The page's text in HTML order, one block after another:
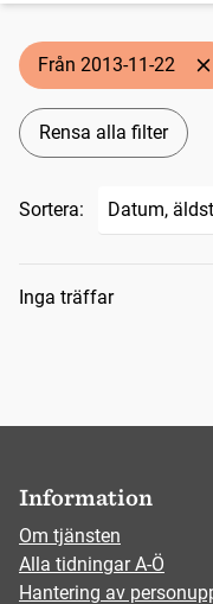
Från 2013-11-22
Rensa alla filter
Sortera:
Inga träffar
Information
Om tjänsten
Alla tidningar A-Ö
Hantering av